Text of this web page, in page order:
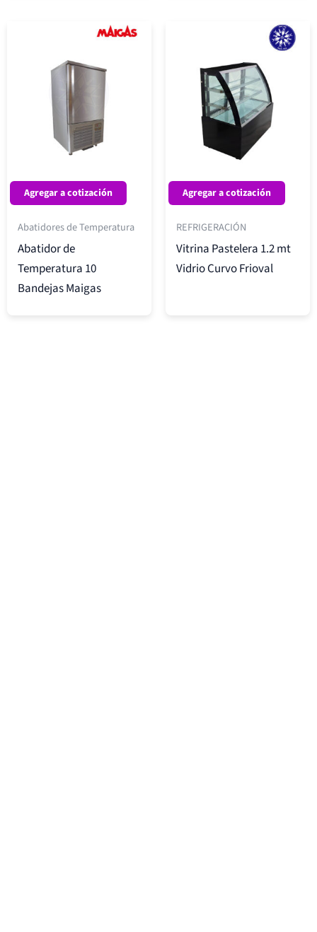
Agregar a cotización
Abatidores de Temperatura
Abatidor de
Temperatura 10
Bandejas Maigas
Agregar a cotización
REFRIGERACIÓN
Vitrina Pastelera 1.2 mt
Vidrio Curvo Frioval